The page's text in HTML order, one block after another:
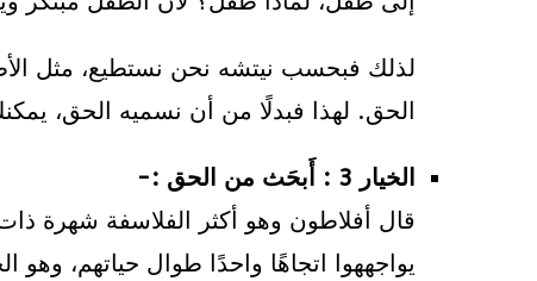
لذلك فبحسب نيتشه نحن نستطيع، مثل
الحق. لهذا فبدلًا من أن نسميه الحق،
الخيار 3 : أَبحَث من الحق :-
قال أفلاطون وهو أكثر الفلاسفة شهرة
يواجههوا اتجاهًا واحدًا طوال حياتهم،